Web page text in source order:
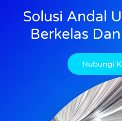
Solusi Andal
Berkelas
Hubungi